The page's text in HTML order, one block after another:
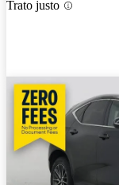
Trato justo